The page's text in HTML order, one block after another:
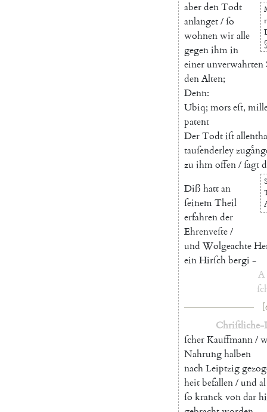
aberdenTodt
anlanget/ſo
wohnenwiralle
gegenihmin
einerunverwahrten
denAlten;
Denn:
Ubiq; morseſt,
patent
DerTodtiſt
tauſenderley
zu ihmoffen/ſagt
Diß hattan
ſeinemTheil
erfahrender
Ehrenveſte/
und Wolgeachte
einHirſchbergi -
A
ſcherKauffmann/
Nahrunghalben
nachLeiptzig
heitbefallen/und al
ſo kranckvondar